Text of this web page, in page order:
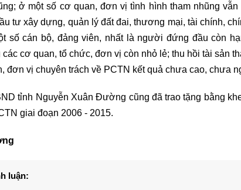
ở một số cơ quan, đơn vị tình hình tham nhũng
tư xây dựng, quản lý đất đai, thương mại, tài chính,
số cán bộ, đảng viên, nhất là người đứng đầu còn
các cơ quan, tổ chức, đơn vị còn nhỏ lẻ; thu hồi tài sản
đơn vị chuyên trách về PCTN kết quả chưa cao, chưa
tỉnh Nguyễn Xuân Đường cũng đã trao tặng bằng
giai đoạn 2006 - 2015.
luận: